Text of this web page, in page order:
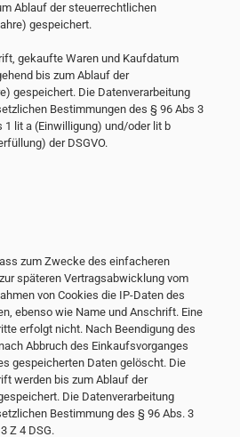
Ablauf der steuerrechtlichen
gespeichert.
gekaufte Waren und Kaufdatum
bis zum Ablauf der
gespeichert. Die Datenverarbeitung
Bestimmungen des § 96 Abs 3
1 lit a (Einwilligung) und/oder lit b
der DSGVO.
zum Zwecke des einfacheren
späteren Vertragsabwicklung vom
von Cookies die IP-Daten des
ebenso wie Name und Anschrift. Eine
erfolgt nicht. Nach Beendigung des
Abbruch des Einkaufsvorganges
gespeicherten Daten gelöscht. Die
werden bis zum Ablauf der
Die Datenverarbeitung
Bestimmung des § 96 Abs. 3
Z 4 DSG.